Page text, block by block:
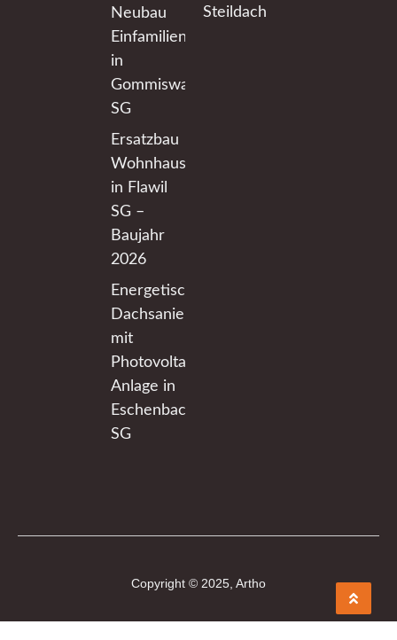
Neubau
Einfamilienhaus
in
Gommiswald
SG
Ersatzbau
Wohnhaus
in Flawil
SG –
Baujahr
2026
Energetische
Dachsanierung
mit
Photovoltaik-
Anlage in
Eschenbach
SG
Steildach
Copyright © 2025, Artho